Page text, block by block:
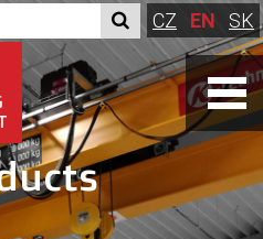
CZ EN SK